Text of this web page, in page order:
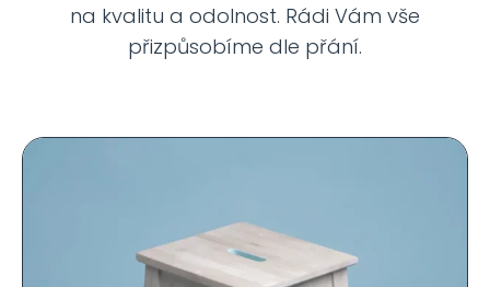
na kvalitu a odolnost. Rádi Vám vše
přizpůsobíme dle přání.